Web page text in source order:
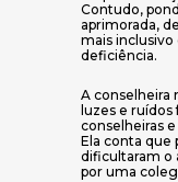
Contudo,
aprimorada,
mais inclusivo
deficiência.
A conselheira
luzes e
conselheiras
Ela conta que
dificultaram o
por uma